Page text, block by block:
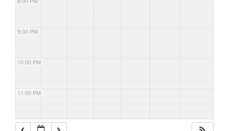
9:00 PM
10:00 PM
11:00 PM